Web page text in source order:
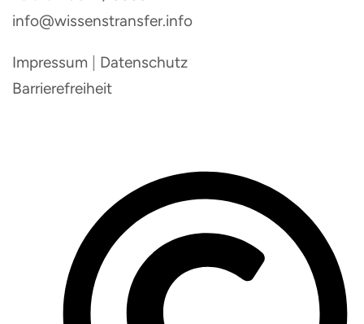
info@wissenstransfer.info
Impressum | Datenschutz
Barrierefreiheit